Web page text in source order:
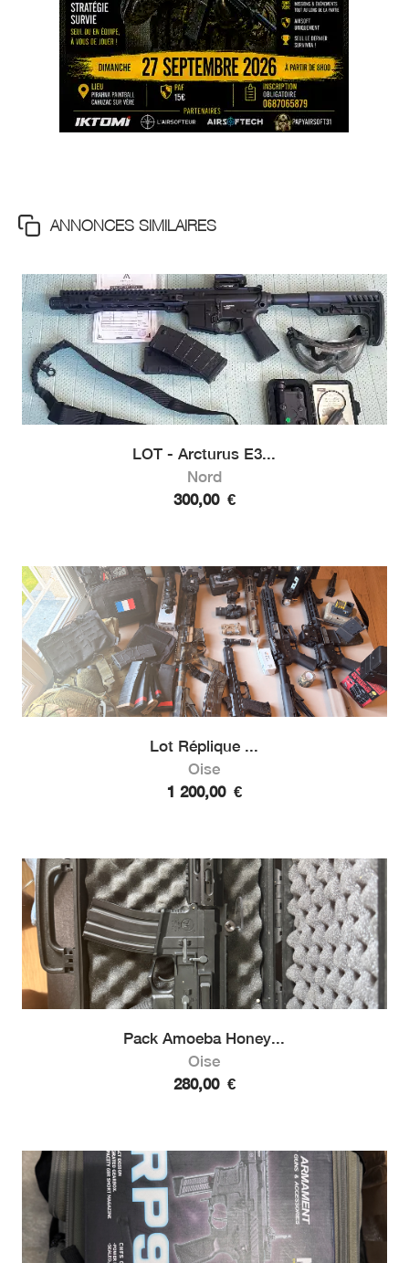
ANNONCES SIMILAIRES
LOT - Arcturus E3...
Nord
300,00 €
Lot Réplique ...
Oise
1 200,00 €
Pack Amoeba Honey...
Oise
280,00 €